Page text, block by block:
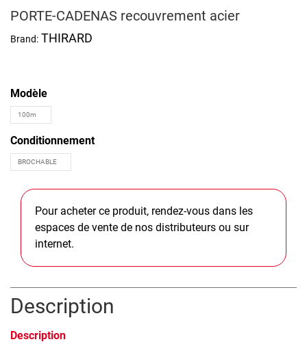
PORTE-CADENAS recouvrement acier
Brand: THIRARD
Modèle
Conditionnement
Pour acheter ce produit, rendez-vous dans les
espaces de vente de nos distributeurs ou sur
internet.
Description
Description